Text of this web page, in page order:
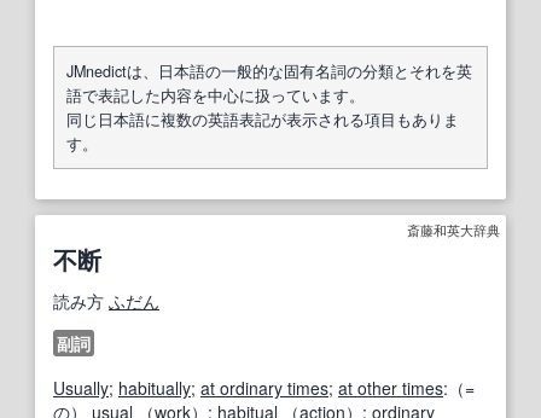
JMnedictは、日本語の一般的な固有名詞の分類とそれを英
語で表記した内容を中心に扱っています。
同じ日本語に複数の英語表記が表示される項目もありま
す。
斎藤和英大辞典
不断
読み方 ふだん
副詞
Usually; habitually; at ordinary times; at other times:（=
の） usual （work）; habitual （action）; ordinary